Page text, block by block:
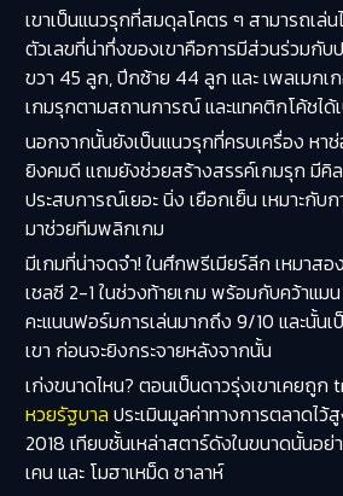
เขาเป็นแนวรุกที่สมดุลโคตร ๆ สามารถเล่
ตัวเลขที่น่าทึ่งของเขาคือการมีส่วนร่วมกับ
ขวา 45 ลูก, ปีกซ้าย 44 ลูก และ เพลเมก
เกมรุกตามสถานการณ์ และแทคติกโค้ชได้
นอกจากนั้นยังเป็นแนวรุกที่ครบเครื่อง หา
ยิงคมดี แถมยังช่วยสร้างสรรค์เกมรุก มีคิ
ประสบการณ์เยอะ นิ่ง เยือกเย็น เหมาะกับ
มาช่วยทีมพลิกเกม
มีเกมที่น่าจดจำ! ในศึกพรีเมียร์ลีก เหมาส
เชลซี 2-1 ในช่วงท้ายเกม พร้อมกับคว้าแม
คะแนนฟอร์มการเล่นมากถึง 9/10 และนั้น
เขา ก่อนจะยิงกระจายหลังจากนั้น
เก่งขนาดไหน? ตอนเป็นดาวรุ่งเขาเคยถูก
หวยรัฐบาล ประเมินมูลค่าทางการตลาดไว้
2018 เทียบชั้นเหล่าสตาร์ดังในขนาดนั้นอย่
เคน และ โมฮาเหม็ด ซาลาห์